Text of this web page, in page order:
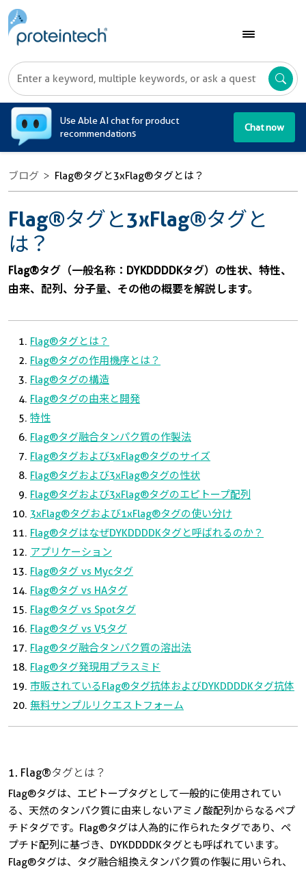
Use Able AI chat for product
recommendations
Chat now
ブログ Flag®タグと3xFlag®タグとは？
Flag®タグと3xFlag®タグと
は？
Flag®タグ（一般名称：DYKDDDDKタグ）の性状、特性、
由来、配列、分子量、その他の概要を解説します。
Flag®タグとは？
Flag®タグの作用機序とは？
Flag®タグの構造
Flag®タグの由来と開発
特性
Flag®タグ融合タンパク質の作製法
Flag®タグおよび3xFlag®タグのサイズ
Flag®タグおよび3xFlag®タグの性状
Flag®タグおよび3xFlag®タグのエピトープ配列
3xFlag®タグおよび1xFlag®タグの使い分け
Flag®タグはなぜDYKDDDDKタグと呼ばれるのか？
アプリケーション
Flag®タグ vs Mycタグ
Flag®タグ vs HAタグ
Flag®タグ vs Spotタグ
Flag®タグ vs V5タグ
Flag®タグ融合タンパク質の溶出法
Flag®タグ発現用プラスミド
市販されているFlag®タグ抗体およびDYKDDDDKタグ抗体
無料サンプルリクエストフォーム
1. Flag®タグとは？
Flag®タグは、エピトープタグとして一般的に使用されてい
る、天然のタンパク質に由来しないアミノ酸配列からなるペプ
チドタグです。Flag®タグは人為的に作られたタグであり、ペ
プチド配列に基づき、DYKDDDDKタグとも呼ばれています。
Flag®タグは、タグ融合組換えタンパク質の作製に用いられ、